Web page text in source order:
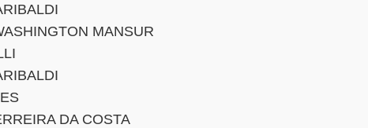
MANSUR
DA COSTA